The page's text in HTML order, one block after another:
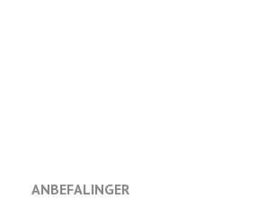
ANBEFALINGER